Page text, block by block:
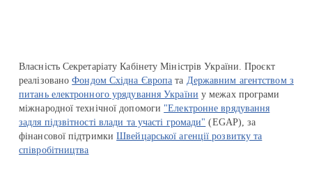
Власність Секретаріату Кабінету Міністрів України. Проєкт
реалізованоФондом Східна Європа та Державним агентством з
питань електронного урядування України у межах програми
міжнародної технічної допомоги "Електронне врядування
задля підзвітності влади та участі громади" (EGAP), за
фінансової підтримкиШвейцарської агенції розвитку та
співробітництва